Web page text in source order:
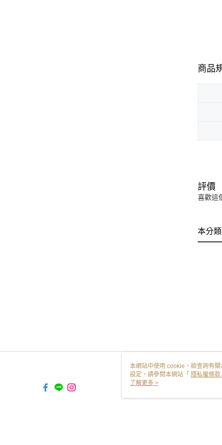
商品
評價
喜歡這
本分
本網站中使用 cookie，欲查詢有
設定，請參閱本網站「 隱私權條款
使用 cookie。
了解更多 >